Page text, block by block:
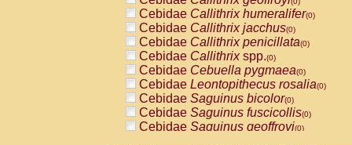
Cebidae Callithrix humeralifer(0)
Cebidae Callithrix jacchus(0)
Cebidae Callithrix penicillata(0)
Cebidae Callithrixspp.(0)
Cebidae Cebuella pygmaea(0)
Cebidae Leontopithecus rosalia(0)
Cebidae Saguinus bicolor(0)
Cebidae Saguinus fuscicollis(0)
Cebidae Saguinus geoffroyi(0)